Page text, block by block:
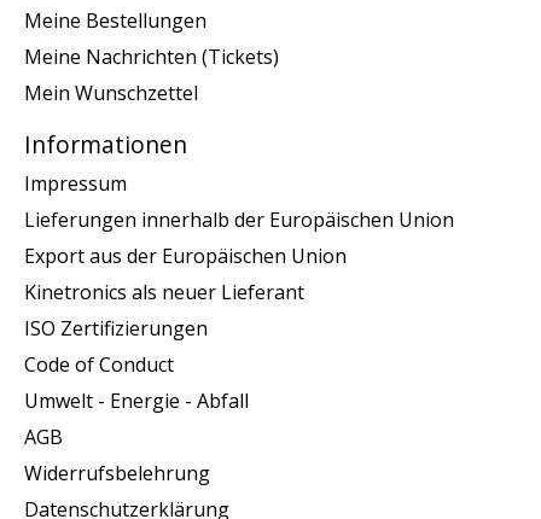
Meine Bestellungen
Meine Nachrichten (Tickets)
Mein Wunschzettel
Informationen
Impressum
Lieferungen innerhalb der Europäischen Union
Export aus der Europäischen Union
Kinetronics als neuer Lieferant
ISO Zertifizierungen
Code of Conduct
Umwelt - Energie - Abfall
AGB
Widerrufsbelehrung
Datenschutzerklärung